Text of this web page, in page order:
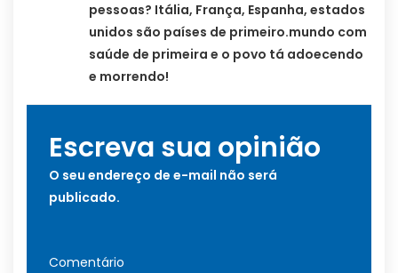
pessoas? Itália, França, Espanha, estados
unidos são países de primeiro.mundo com
saúde de primeira e o povo tá adoecendo
e morrendo!
Escreva sua opinião
O seu endereço de e-mail não será
publicado.
Comentário